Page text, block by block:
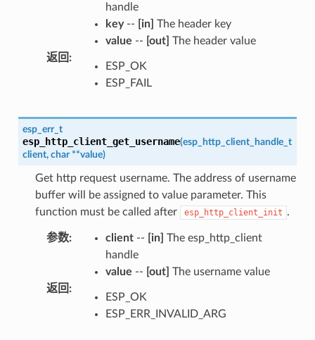
handle
key-- [in] The header key
value -- [out] The header value
返回 :
ESP_OK
ESP_FAIL
esp_err_t
esp_http_client_get_username(esp_http_client_handle_t
client, char **value)
Get http request username. The address of username
buffer will be assigned to value parameter. This
function must be called after
esp_http_client_init .
参数: client-- [in] The esp_http_client
handle
value -- [out] The username value
返回 :
ESP_OK
ESP_ERR_INVALID_ARG